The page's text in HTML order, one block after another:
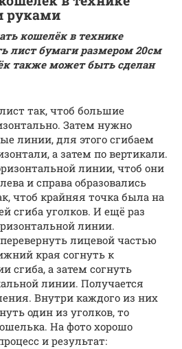
руками
кошелёк в технике
лист бумаги размером 20см
также может быть сделан
так, чтоб большие
Затем нужно
линии, для этого сгибаем
а затем по вертикали.
линии, чтоб они
и справа образовались
чтоб крайняя точка была на
сгиба уголков. И ещё раз
линии.
лицевой частью
края согнуть к
сгиба, а затем согнуть
линии. Получается
Внутри каждого из них
один из уголков, то
На фото хорошо
и результат: